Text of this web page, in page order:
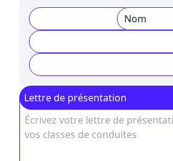
Prénom
Nom
Lettre de présentation